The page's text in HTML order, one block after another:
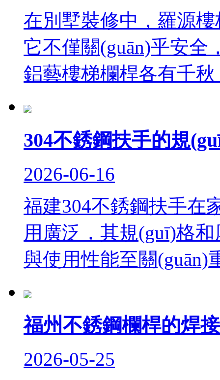
在別墅裝修中，羅
它不僅關(guān)乎安全
鋁藝樓梯欄桿各有千秋
304不銹鋼扶手的規
2026-06-16
福建304不銹鋼扶手在家
用廣泛，其規(guī)格
與使用性能至關(guān)重要
福州不銹鋼欄桿的焊
2026-05-25